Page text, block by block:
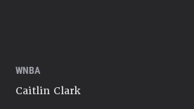
WNBA
Caitlin Clark